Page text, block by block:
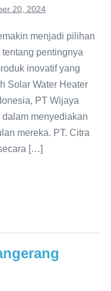
20, 2024
menjadi pilihan
pentingnya
inovatif yang
Solar Water Heater
PT Wijaya
menyediakan
mereka. PT. Citra
[…]